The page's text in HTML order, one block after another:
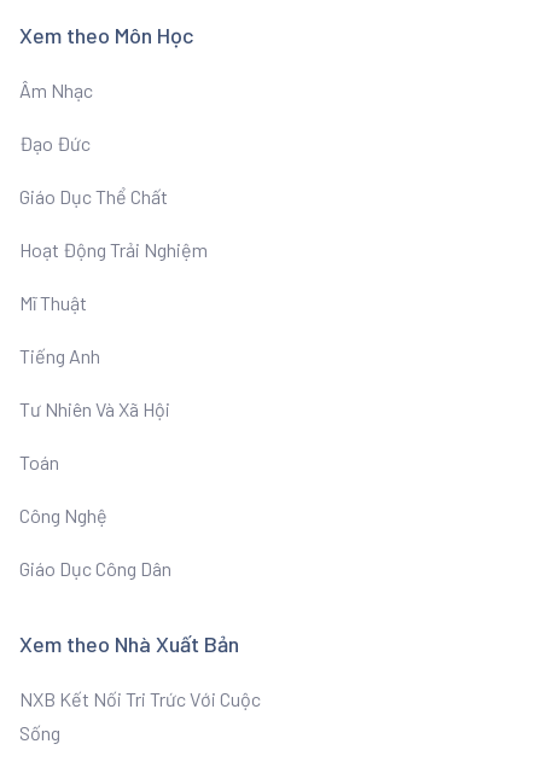
Xem theo Môn Học
Âm Nhạc
Đạo Đức
Giáo Dục Thể Chất
Hoạt Động Trải Nghiệm
Mĩ Thuật
Tiếng Anh
Tư Nhiên Và Xã Hội
Toán
Công Nghệ
Giáo Dục Công Dân
Xem theo Nhà Xuất Bản
NXB Kết Nối Tri Trức Với Cuộc
Sống